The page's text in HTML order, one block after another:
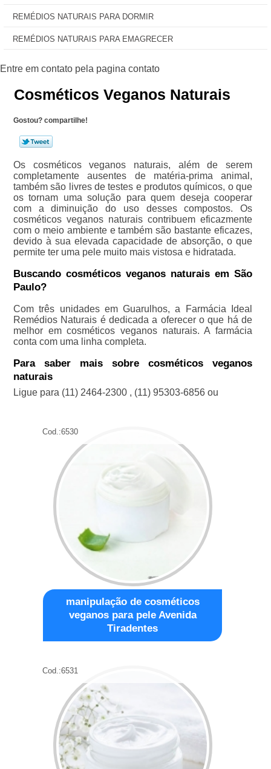
REMÉDIOS NATURAIS PARA DORMIR
REMÉDIOS NATURAIS PARA EMAGRECER
Cosméticos Veganos Naturais
Gostou? compartilhe!
Os cosméticos veganos naturais, além de serem
completamente ausentes de matéria-prima animal,
também são livres de testes e produtos químicos, o que
os tornam uma solução para quem deseja cooperar
com a diminuição do uso desses compostos. Os
cosméticos veganos naturais contribuem eficazmente
com o meio ambiente e também são bastante eficazes,
devido à sua elevada capacidade de absorção, o que
permite ter uma pele muito mais vistosa e hidratada.
Buscando cosméticos veganos naturais em São
Paulo?
Com três unidades em Guarulhos, a Farmácia Ideal
Remédios Naturais é dedicada a oferecer o que há de
melhor em cosméticos veganos naturais. A farmácia
conta com uma linha completa.
Para saber mais sobre cosméticos veganos
naturais
Ligue para (11) 2464-2300, (11) 95303-6856ou
Cod.:6530
manipulação de cosméticos
veganos para pele Avenida
Tiradentes
Cod.:6531